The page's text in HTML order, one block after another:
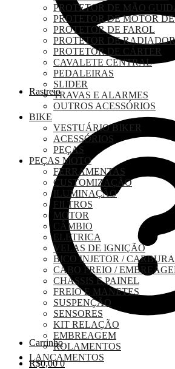
Rastreio
Carrinho
R$0,00 0
PROTETOR DE MÃO
PROTETOR DE MOTOR
PROTETOR DE FAROL
PROTETOR DE RADIADOR
PROTETOR DE CÁRTER
CAVALETE CENTRAL
PEDALEIRAS
SLIDER
TRAVAS E ALARMES
OUTROS ACESSÓRIOS
BIKE
VESTUÁRIO BIKER
ACESSÓRIOS
PEÇAS
PEÇAS MOTO
FERRAMENTAS
CUSTOMIZAÇÃO
ILUMINAÇÃO
FILTROS
MOTOR
CÂMBIO
ELETRICA
VELAS DE IGNIÇÃO
BICO INJETOR /
CABO FREIO /
CHASSIS E PAINEL
FREIO E MANETES
SUSPENÇÃO
SENSORES
KIT RELAÇÃO
EMBREAGEM
ROLAMENTOS
LANÇAMENTOS